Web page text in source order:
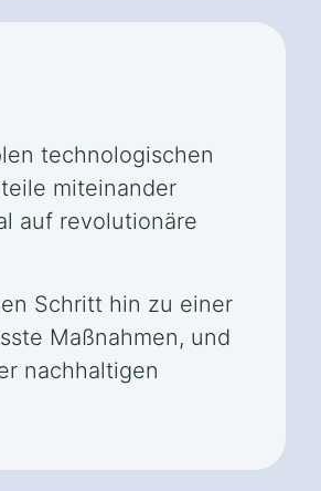
technologischen
miteinander
auf revolutionäre
Schritt hin zu einer
Maßnahmen, und
nachhaltigen